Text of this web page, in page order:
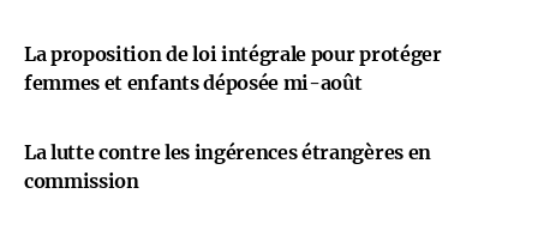
La proposition de loi intégrale pour protéger
femmes et enfants déposée mi-août
La lutte contre les ingérences étrangères en
commission